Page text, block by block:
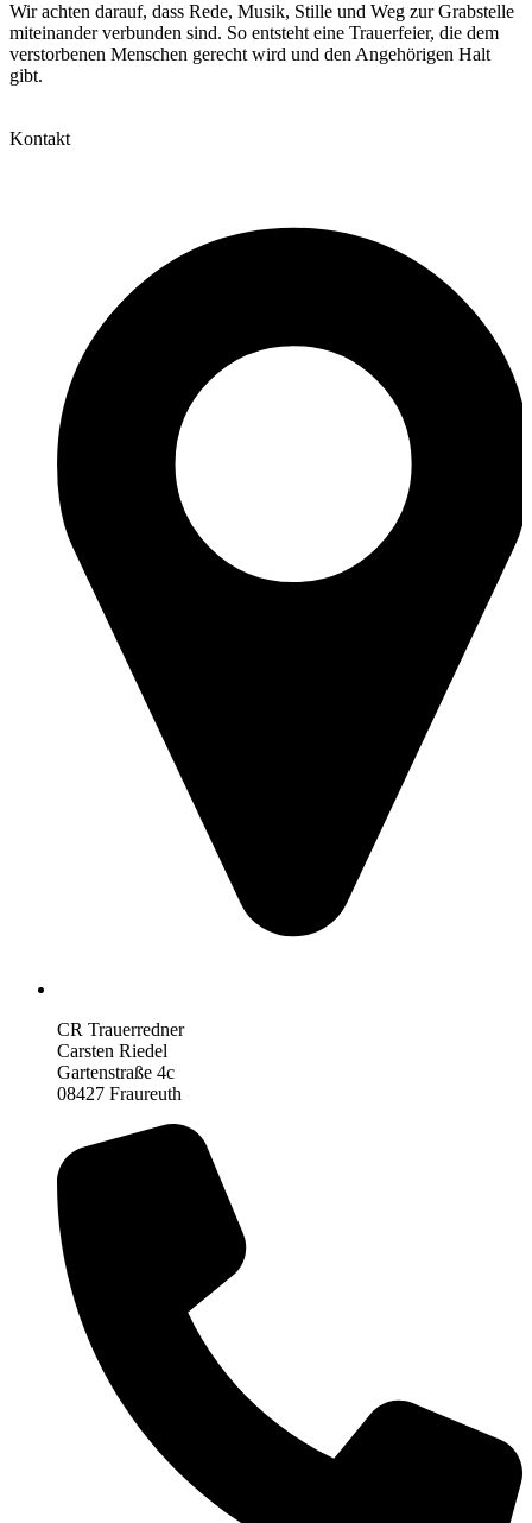
Wir achten darauf, dass Rede, Musik, Stille und Weg zur Grabstelle
miteinander verbunden sind. So entsteht eine Trauerfeier, die dem
verstorbenen Menschen gerecht wird und den Angehörigen Halt
gibt.
Kontakt
CR Trauerredner
Carsten Riedel
Gartenstraße 4c
08427 Fraureuth